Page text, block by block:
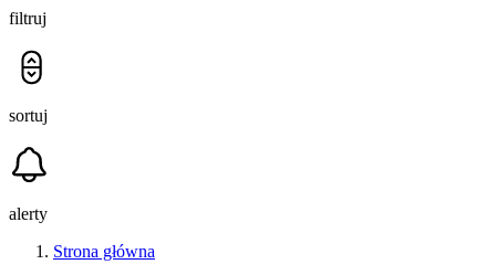
filtruj
sortuj
alerty
Strona główna